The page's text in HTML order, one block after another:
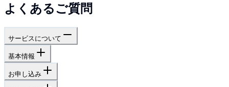
よくあるご質問
サービスについて
基本情報
お申し込み